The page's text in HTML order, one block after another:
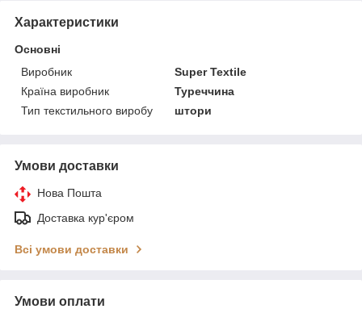
Характеристики
Основні
Виробник
Super Textile
Країна виробник
Туреччина
Тип текстильного виробу
штори
Умови доставки
Нова Пошта
Доставка кур'єром
Всі умови доставки
Умови оплати